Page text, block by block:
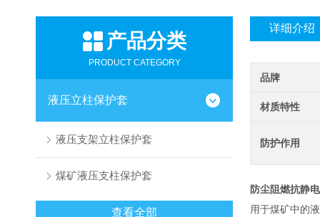
产品分类
PRODUCT CATEGORY
液压立柱保护套
液压支架立柱保护套
煤矿液压支柱保护套
查看全部
详细介绍
品牌
材质特性
防护作用
防尘阻燃抗静
用于煤矿中的